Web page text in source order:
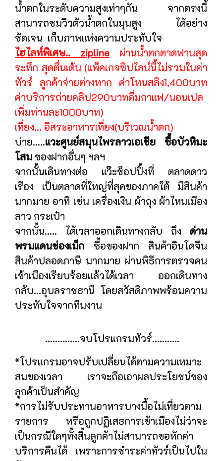
น้ำตกในระดับความสูงเท่าๆกัน จากตรงนี้
สามารถชมวิวตัวน้ำตกในมุมสูง ได้อย่าง
ชัดเจน เก็บภาพแห่งความประทับใจ
ไฮไลท์พิเศษ.. zipline
ผ่านน้ำตกตาดฟานสุด
ระทึก สุดตื่นเต้น (แพ็คเกจซิปไลน์นี้ไม่รวมในค่า
ทัวร์ ลูกค้าจ่ายต่างหาก ค่าโหนสลิง1,400บาท
ค่าบริการถ่ายคลิป290บาทดื่มกาแฟ/นอนเปล
เพิ่มท่านละ1000บาท)
เที่ยง... อิสระอาหารเที่ยง(บริเวณน้ำตก)
บ่าย.....แวะศูนย์สมุนไพรลาวเอเชีย ซื้อบัวหิมะ
โสม ของฝากอื่นๆ ฯลฯ
จากนั้นเดินทางต่อ แว๊ะช็อปปิ้งที่ ตลาดดาว
เรือง เป็นตลาดที่ใหญ่ที่สุดของภาคใต้ มีสินค้า
มากมาย อาทิ เช่น เครื่องเงิน ผ้าถุง ผ้าไหมเมือง
ลาว กระเป๋า
จากนั้น..... ได้เวลาออกเดินทางกลับ ถึง ด่าน
พรมแดนช่องเม็ก ซื้อของฝาก สินค้าอินโดจีน
สินค้าปลอดภาษี มากมาย ผ่านพิธีการตรวจคน
เข้าเมืองเรียบร้อยแล้วได้เวลา ออกเดินทาง
กลับ...อุบลราชธานี โดยสวัสดิภาพพร้อมความ
ประทับใจจากทีมงาน
..............จบโปรแกรมทัวร์...........
*โปรแกรมอาจปรับเปลี่ยนได้ตามความเหมาะ
สมของเวลา เราจะถือเอาผลประโยชน์ของ
ลูกค้าเป็นสำคัญ
*การไม่รับประทานอาหารบางมื้อไม่เที่ยวตาม
รายการ หรือถูกปฏิเสธการเข้าเมืองไม่ว่าจะ
เป็นกรณีใดๆทั้งสิ้นลูกค้าไม่สามารถขอหักค่า
บริการคืนได้ เพราะการชำระค่าทัวร์เป็นไปใน